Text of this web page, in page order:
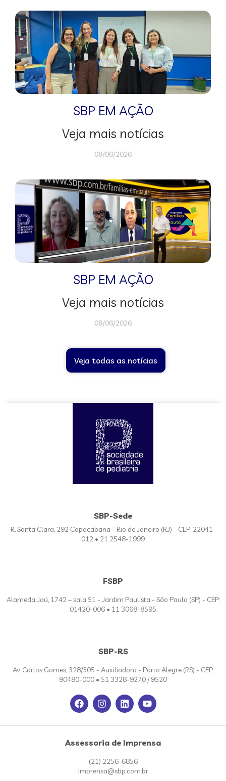
SBP EM AÇÃO
Veja mais notícias
08/06/2026
SBP EM AÇÃO
Veja mais notícias
08/06/2026
Veja todas as notícias
SBP-Sede
R. Santa Clara, 292 Copacabana - Rio de Janeiro (RJ) - CEP: 22041-
012 • 21 2548-1999
FSBP
Alameda Jaú, 1742 – sala 51 - Jardim Paulista - São Paulo (SP) - CEP:
01420-006 • 11 3068-8595
SBP-RS
Av. Carlos Gomes, 328/305 - Auxiliadora - Porto Alegre (RS) - CEP:
90480-000 • 51 3328-9270 / 9520
Assessoria de Imprensa
(21) 2256-6856
imprensa@sbp.com.br